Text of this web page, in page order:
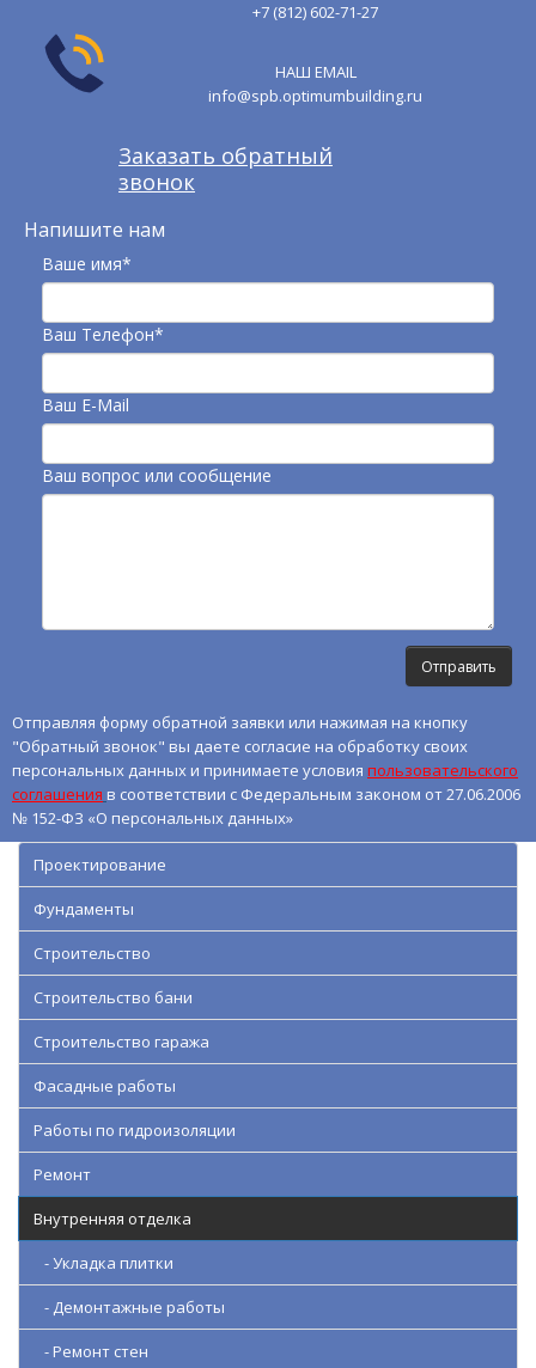
+7 (812) 602-71-27
НАШ EMAIL
info@spb.optimumbuilding.ru
Заказать обратный
звонок
Напишите нам
Ваше имя*
Ваш Телефон*
Ваш E-Mail
Ваш вопрос или сообщение
Отправляя форму обратной заявки или нажимая на кнопку
"Обратный звонок" вы даете согласие на обработку своих
персональных данных и принимаете условия пользовательского
соглашения в соответствии с Федеральным законом от 27.06.2006
№ 152-ФЗ «О персональных данных»
Проектирование
Фундаменты
Строительство
Строительство бани
Строительство гаража
Фасадные работы
Работы по гидроизоляции
Ремонт
Внутренняя отделка
- Укладка плитки
- Демонтажные работы
- Ремонт стен